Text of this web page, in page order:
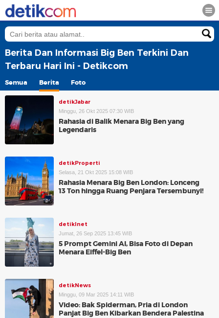
Berita Dan Informasi Big Ben Terkini Dan
Terbaru Hari Ini - Detikcom
Semua Berita Foto
detikJabar
Minggu, 26 Okt 2025 07:30 WIB
Rahasia di Balik Menara Big Ben yang
Legendaris
detikProperti
Selasa, 21 Okt 2025 15:08 WIB
Rahasia Menara Big Ben London: Lonceng
13 Ton hingga Ruang Penjara Tersembunyi!
detikInet
Jumat, 26 Sep 2025 13:45 WIB
5 Prompt Gemini AI, Bisa Foto di Depan
Menara Eiffel-Big Ben
detikNews
Minggu, 09 Mar 2025 14:11 WIB
Video: Bak Spiderman, Pria di London
Panjat Big Ben Kibarkan Bendera Palestina